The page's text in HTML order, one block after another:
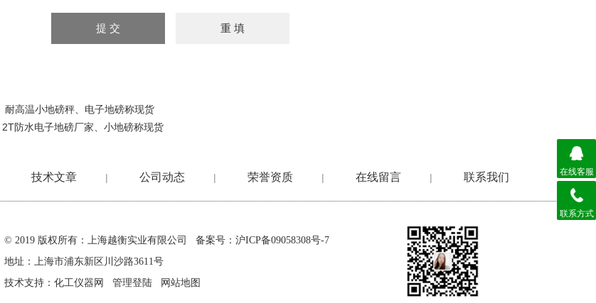
耐高温小地磅秤、电子地磅称现货
2T防水电子地磅厂家、小地磅称现货
技术文章 | 公司动态 | 荣誉资质 | 在线留言 | 联系我们
© 2019 版权所有：上海越衡实业有限公司 备案号： 沪ICP备09058308号-7
地址：上海市浦东新区川沙路3611号
技术支持： 化工仪器网 管理登陆 网站地图
在线客服
联系方式